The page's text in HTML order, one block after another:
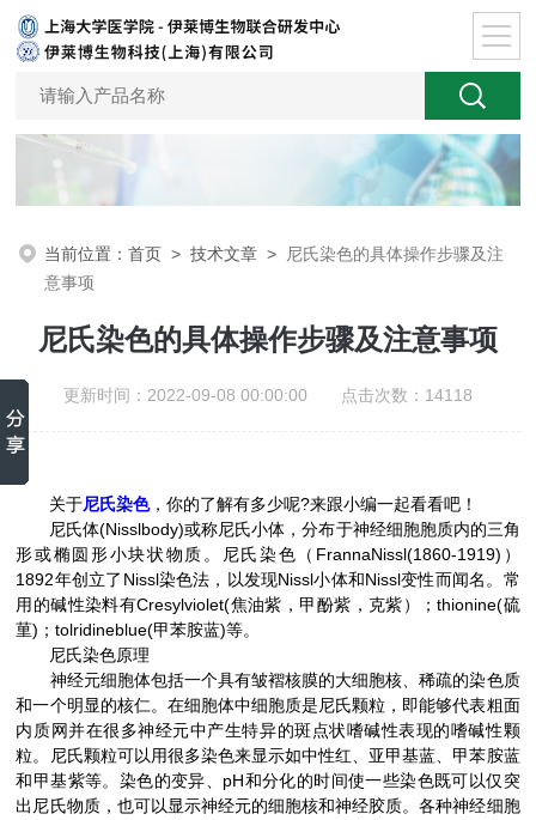
当前位置：首页 >技术文章 > 尼氏染色的具体操作步骤及注
意事项
尼氏染色的具体操作步骤及注意事项
更新时间：2022-09-08 00:00:00 点击次数：14118
关于尼氏染色，你的了解有多少呢?来跟小编一起看看吧！
尼氏体(Nisslbody)或称尼氏小体，分布于神经细胞胞质内的三角
形或椭圆形小块状物质。尼氏染色（FrannaNissl(1860-1919)）
1892年创立了Nissl染色法，以发现Nissl小体和Nissl变性而闻名。常
用的碱性染料有Cresylviolet(焦油紫，甲酚紫，克紫）；thionine(硫
荲)；tolridineblue(甲苯胺蓝)等。
尼氏染色原理
神经元细胞体包括一个具有皱褶核膜的大细胞核、稀疏的染色质
和一个明显的核仁。在细胞体中细胞质是尼氏颗粒，即能够代表粗面
内质网并在很多神经元中产生特异的斑点状嗜碱性表现的嗜碱性颗
粒。尼氏颗粒可以用很多染色来显示如中性红、亚甲基蓝、甲苯胺蓝
和甲基紫等。染色的变异、pH和分化的时间使一些染色既可以仅突
出尼氏物质，也可以显示神经元的细胞核和神经胶质。各种神经细胞